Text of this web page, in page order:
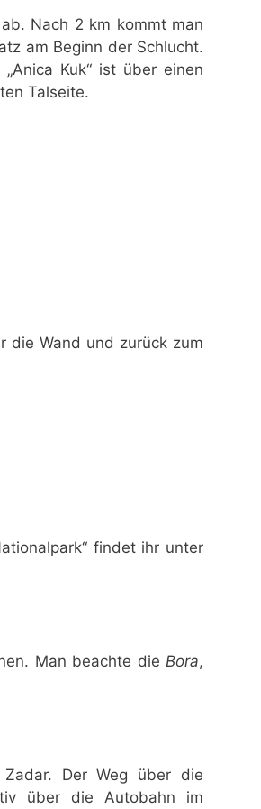
Nach 2 km kommt man
am Beginn der Schlucht.
Kuk“ ist über einen
Talseite.
die Wand und zurück zum
findet ihr unter
Man beachte die Bora,
Der Weg über die
über die Autobahn im